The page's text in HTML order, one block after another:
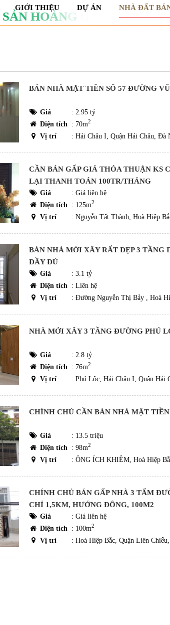
SẢN HOÀNG INH
GIỚI THIỆU DỰ ÁN NHÀ ĐẤT
BÁN NHÀ MẶT TIỀN SỐ 57 ĐƯỜNG
Giá : 2.95 tỷ
Diện tích : 70m2
Vị trí : Hải Châu I, Quận Hải Châu, Đà
CẦN BÁN GẤP GIÁ THỎA THUẬN KS
LẠI THANH TOÁN 100TR/THÁNG
Giá : Giá liên hệ
Diện tích : 125m2
Vị trí : Nguyễn Tất Thành, Hoà Hiệp
BÁN NHÀ MỚI XÂY RẤT ĐẸP 3 TẦNG
ĐẦY ĐỦ
Giá : 3.1 tỷ
Diện tích : Liên hệ
Vị trí
: Đường Nguyễn Thị Bảy , Hoà
NHÀ MỚI XÂY 3 TẦNG ĐƯỜNG PHÚ
Giá : 2.8 tỷ
Diện tích
: 76m2
Vị trí : Phú Lộc, Hải Châu I, Quận Hải
CHÍNH CHỦ CẦN BÁN NHÀ MẶT
Giá : 13.5 triệu
Diện tích
: 98m2
Vị trí : ÔNG ÍCH KHIÊM, Hoà Hiệp
CHÍNH CHỦ BÁN GẤP NHÀ 3 TẤM
CHỈ 1,5KM, HƯỚNG ĐÔNG, 100M2
Giá : Giá liên hệ
Diện tích : 100m2
Vị trí : Hoà Hiệp Bắc, Quận Liên